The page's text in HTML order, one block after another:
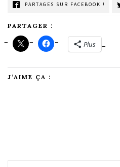
PARTAGES SUR FACEBOOK !
PARTAGER :
Plus
J’AIME ÇA :